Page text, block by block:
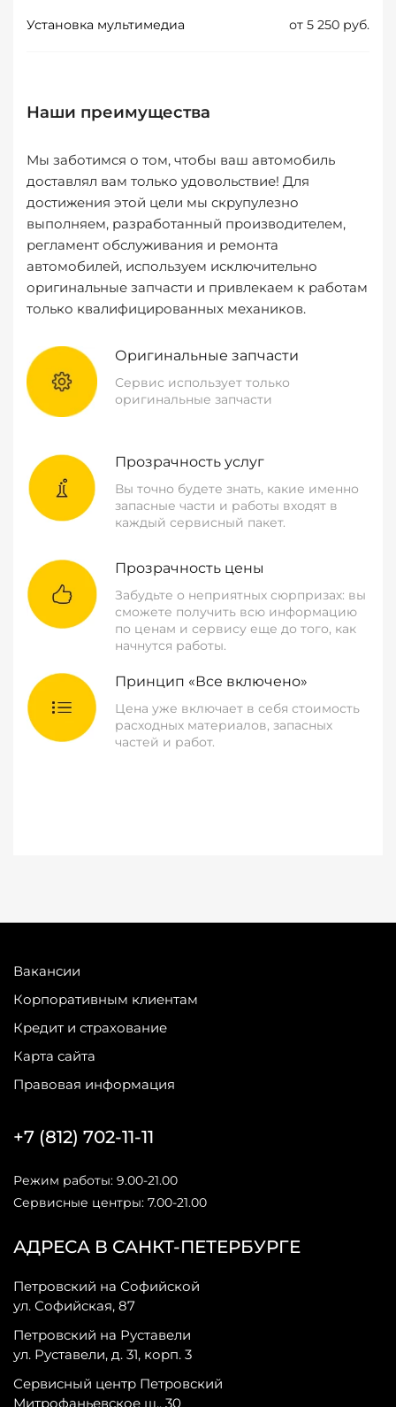
Установка мультимедиа от 5 250 руб.
Наши преимущества
Мы заботимся о том, чтобы ваш автомобиль
доставлял вам только удовольствие! Для
достижения этой цели мы скрупулезно
выполняем, разработанный производителем,
регламент обслуживания и ремонта
автомобилей, используем исключительно
оригинальные запчасти и привлекаем к работам
только квалифицированных механиков.
Оригинальные запчасти
Сервис использует только
оригинальные запчасти
Прозрачность услуг
Вы точно будете знать, какие именно
запасные части и работы входят в
каждый сервисный пакет.
Прозрачность цены
Забудьте о неприятных сюрпризах: вы
сможете получить всю информацию
по ценам и сервису еще до того, как
начнутся работы.
Принцип «Все включено»
Цена уже включает в себя стоимость
расходных материалов, запасных
частей и работ.
Вакансии
Корпоративным клиентам
Кредит и страхование
Карта сайта
Правовая информация
АДРЕСА В САНКТ-ПЕТЕРБУРГЕ
Петровский на Софийской
ул. Софийская, 87
Петровский на Руставели
ул. Руставели, д. 31, корп. 3
Сервисный центр Петровский
Митрофаньевское ш., 30
+7 (812) 702-11-11
Режим работы: 9.00-21.00
Сервисные центры: 7.00-21.00